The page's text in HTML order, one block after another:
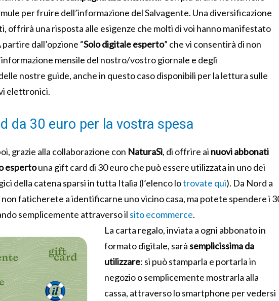
per fruire dell’informazione del Salvagente. Una diversificazione
offrirà una risposta alle esigenze che molti di voi hanno manifestato
dall’opzione “Solo digitale esperto” che vi consentirà di non
mensile del nostro/vostro giornale e degli
nostre guide, anche in questo caso disponibili per la lettura sulle
elettronici.
da 30 euro per la vostra spesa
grazie alla collaborazione con NaturaSì, di offrire ai nuovi abbonati
espertouna gift card di 30 euro che può essere utilizzata in uno dei
della catena sparsi in tutta Italia (l’elenco lotrovate qui). Da Nord a
non faticherete a identificarne uno vicino casa, ma potete spendere i
semplicemente attraverso il sito ecommerce.
La carta regalo, inviata a ogni abbonato in
formato digitale, saràsemplicissima da
utilizzare: si può stamparla e portarla in
negozio o semplicemente mostrarla alla
cassa, attraverso lo smartphone per vedersi